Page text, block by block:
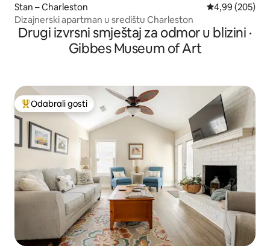
Stan – Charleston Prosječna
4,99 (205)
Dizajnerski apartman u središtu Charleston
Drugi izvrsni smještaj za odmor u blizini ·
Gibbes Museum of Art
Među najviše rangiranima s oznakom „Odabrali gosti”
Odabrali gosti